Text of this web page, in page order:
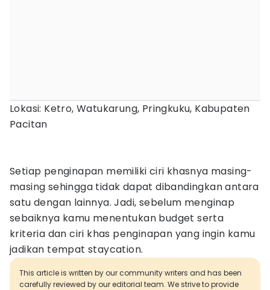
Lokasi: Ketro, Watukarung, Pringkuku, Kabupaten
Pacitan
Setiap penginapan memiliki ciri khasnya masing-
masing sehingga tidak dapat dibandingkan antara
satu dengan lainnya. Jadi, sebelum menginap
sebaiknya kamu menentukan budget serta
kriteria dan ciri khas penginapan yang ingin kamu
jadikan tempat staycation.
This article is written by our community writers and has been
carefully reviewed by our editorial team. We strive to provide